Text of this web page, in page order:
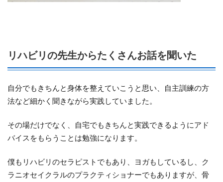
リハビリの先生からたくさんお話を聞いた
自分でもきちんと身体を整えていこうと思い、自主訓練の方
法など細かく聞きながら実践していました。
その場だけでなく、自宅でもきちんと実践できるようにアド
バイスをもらうことは勉強になります。
僕もリハビリのセラピストでもあり、ヨガもしているし、ク
ラニオセイクラルのプラクティショナーでもありますが、骨